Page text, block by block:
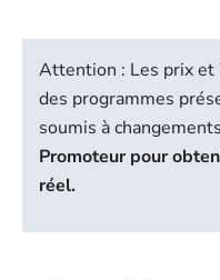
Attention : Les prix
des programmes
soumis à
Promoteur pour
réel.